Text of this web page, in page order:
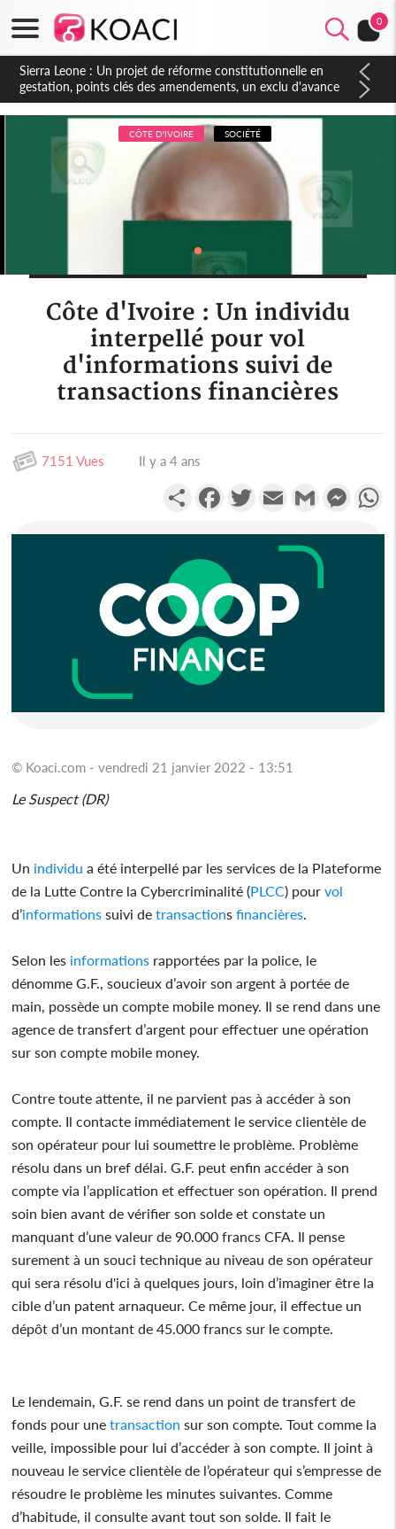
0
Sierra Leone : Un projet de réforme constitutionnelle en
gestation, points clés des amendements, un exclu d'avance
CÔTE D'IVOIRE SOCIÉTÉ
Côte d'Ivoire : Un individu
interpellé pour vol
d'informations suivi de
transactions financières
7151 Vues Il y a 4 ans
PartagerFacebookTwitterEmail Gmail
© Koaci.com - vendredi 21 janvier 2022 - 13:51
Le Suspect (DR)
Un individu a été interpellé par les services de la Plateforme
de la Lutte Contre la Cybercriminalité (PLCC) pourvol
d’informations suivi detransactionsfinancières
Selon les informations rapportées par la police, le
dénomme G.F., soucieux d’avoir son argent à portée de
main, possède un compte mobile money. Il se rend dans une
agence de transfert d’argent pour effectuer une opération
sur son compte mobile money.
Contre toute attente, il ne parvient pas à accéder à son
compte. Il contacte immédiatement le service clientèle de
son opérateur pour lui soumettre le problème. Problème
résolu dans un bref délai. G.F. peut enfin accéder à son
compte via l’application et effectuer son opération. Il prend
soin bien avant de vérifier son solde et constate un
manquant d’une valeur de 90.000 francs CFA. Il pense
surement à un souci technique au niveau de son opérateur
qui sera résolu d'ici à quelques jours, loin d’imaginer être la
cible d’un patent arnaqueur. Ce même jour, il effectue un
dépôt d’un montant de 45.000 francs sur le compte.
Le lendemain, G.F. se rend dans un point de transfert de
fonds pour unetransaction sur son compte. Tout comme la
veille, impossible pour lui d’accéder à son compte. Il joint à
nouveau le service clientèle de l’opérateur qui s’empresse de
résoudre le problème les minutes suivantes. Comme
d’habitude, il consulte avant tout son solde. Il fait le